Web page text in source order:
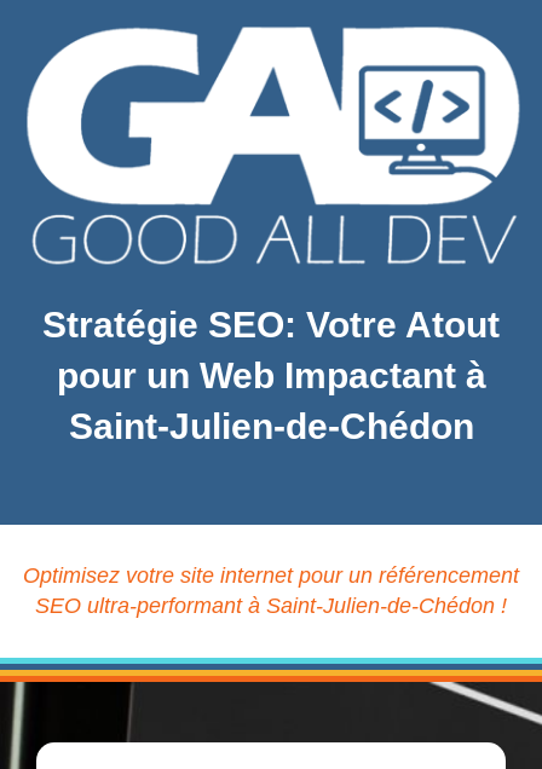
Stratégie SEO: Votre Atout
pour un Web Impactant à
Saint-Julien-de-Chédon
Optimisez votre site internet pour un référencement
SEO ultra-performant à Saint-Julien-de-Chédon !